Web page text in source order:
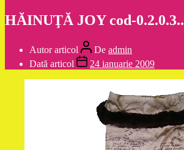
HĂINUŢĂ JOY cod-0.2.0.3..
Autor articol De admin
Dată articol
24 ianuarie 2009